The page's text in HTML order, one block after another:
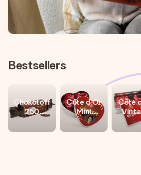
Bestsellers
Chokotoff
250
Gramm
Côte d’Or
Mini
Bouchée -
Herz
Côte